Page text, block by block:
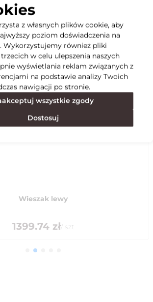
Wieszak lewy
1399.74zł/ szt
z własnych plików cookie, aby
poziom doświadczenia na
Wykorzystujemy również pliki
w celu ulepszenia naszych
wyświetlania reklam związanych z
na podstawie analizy Twoich
nawigacji po stronie.
wszystkie zgody
Dostosuj